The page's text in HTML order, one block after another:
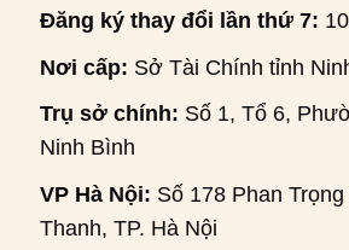
Đăng ký thay đổi lần thứ 7:
Nơi cấp: Sở Tài Chính tỉnh
Trụ sở chính: Số 1, Tổ 6,
Ninh Bình
VP Hà Nội: Số 178 Phan
Thanh, TP. Hà Nội